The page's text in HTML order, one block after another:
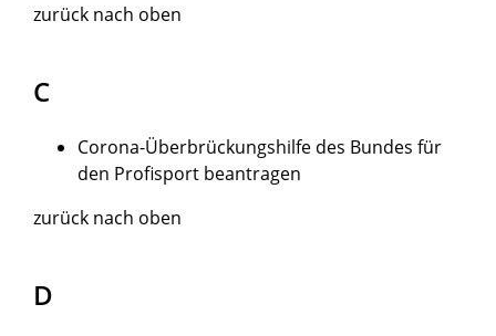
zurück nach oben
C
Corona-Überbrückungshilfe des Bundes für
den Profisport beantragen
zurück nach oben
D